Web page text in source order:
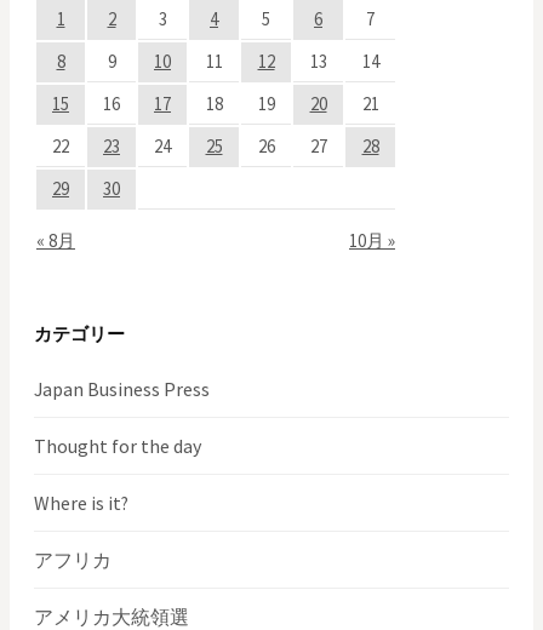
ー
シ
ョ
ン
« 8月 10月 »
1 2 3 4 5 6
7
8
9 10 11 12 13
14
15
16 17 18 19 20
21
22
23 24 25 26 27
28
29
30
カテゴリー
Japan Business Press
Thought for the day
Where is it?
アフリカ
アメリカ大統領選